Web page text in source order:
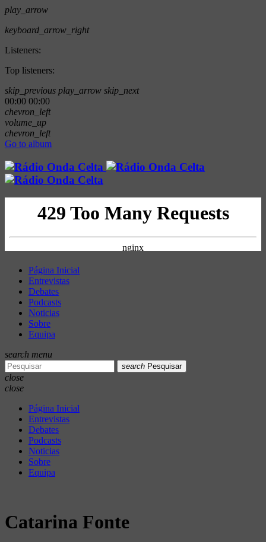
play_arrow
keyboard_arrow_right
Listeners:
Top listeners:
skip_previous play_arrow skip_next
00:00 00:00
chevron_left
volume_up
chevron_left
Go to album
Página Inicial
Entrevistas
Debates
Podcasts
Noticias
Sobre
Equipa
search menu
search Pesquisar
close
close
Página Inicial
Entrevistas
Debates
Podcasts
Noticias
Sobre
Equipa
Catarina Fonte